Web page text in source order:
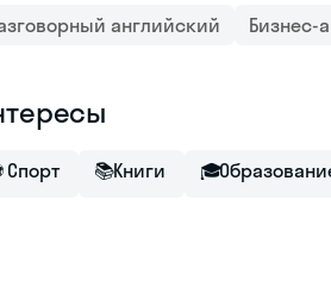
английский Бизнес-
Спорт 📚Книги 🎓